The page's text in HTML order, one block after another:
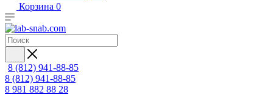
Корзина 0
8 (812) 941-88-85
8 (812) 941-88-85
8 981 882 88 28